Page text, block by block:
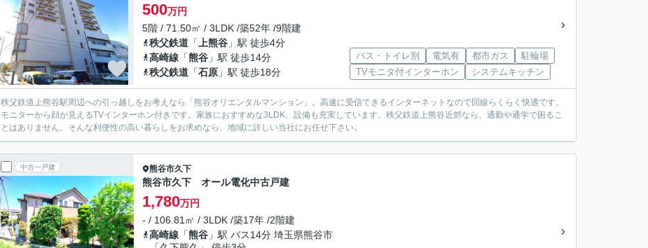
500万円
5階 / 71.50㎡ / 3LDK /築52年 /9階建
秩父鉄道 「 上熊谷 」駅 徒歩4分
高崎線 「熊谷 」駅 徒歩14分
秩父鉄道 「石原 」駅 徒歩18分
バス・トイレ別 電気有 都市ガス
駐輪場
TVモニタ付インターホン
システムキッチン
秩父鉄道上熊谷駅周辺への引っ越しをお考えなら「熊谷オリエンタルマンション」。高速に受信できるインターネットなので回線らくらく快適です。
モニターから顔が見えるTVインターホン付きです。家族におすすめな3LDK。設備も充実しています。秩父鉄道上熊谷近郊なら、通勤や通学で困るこ
とはありません。そんな利便性の高い暮らしをお求めなら、地域に詳しい当社にお任せ下さい。
中古一戸建 熊谷市久下
熊谷市久下 オール電化中古戸建
1,780万円
- / 106.81㎡ / 3LDK /築17年 /2階建
高崎線 「熊谷 」駅 バス14分 埼玉県熊谷市